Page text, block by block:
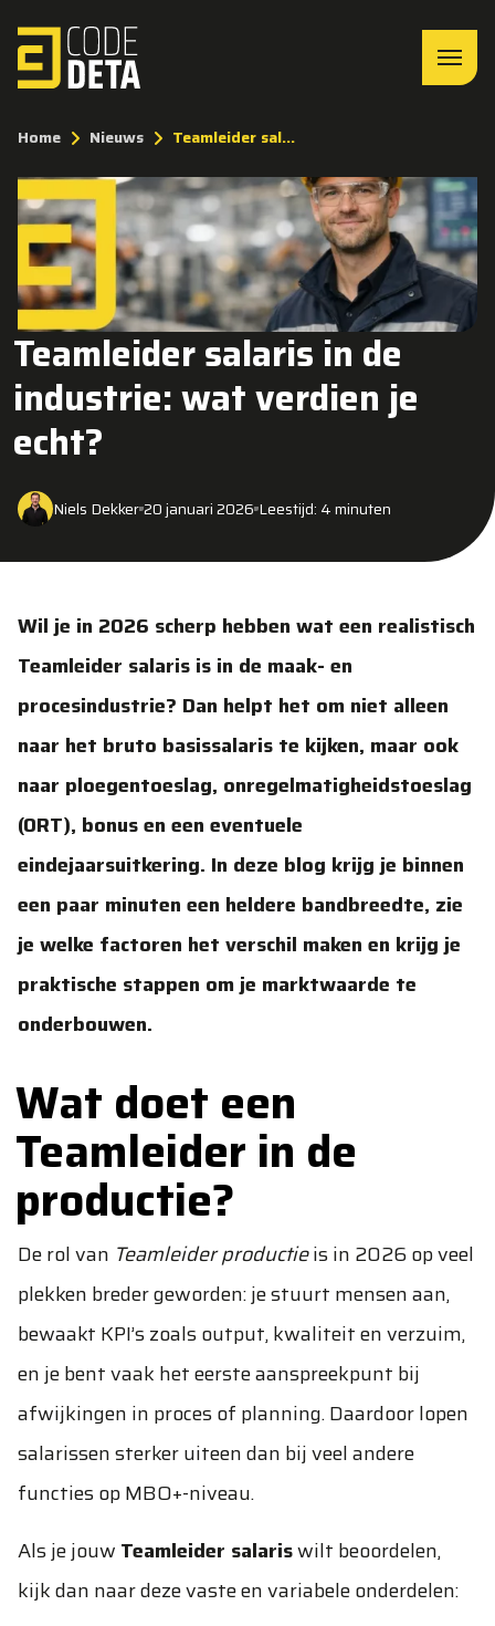
Home Nieuws Teamleider sal...
Teamleider salaris in de
industrie: wat verdien je
echt?
Niels Dekker20 januari 2026 Leestijd: 4 minuten
Wil je in 2026 scherp hebben wat een realistisch
Teamleider salaris is in de maak- en
procesindustrie? Dan helpt het om niet alleen
naar het bruto basissalaris te kijken, maar ook
naar ploegentoeslag, onregelmatigheidstoeslag
(ORT), bonus en een eventuele
eindejaarsuitkering. In deze blog krijg je binnen
een paar minuten een heldere bandbreedte, zie
je welke factoren het verschil maken en krijg je
praktische stappen om je marktwaarde te
onderbouwen.
Wat doet een
Teamleider in de
productie?
De rol van Teamleider productieis in 2026 op veel
plekken breder geworden: je stuurt mensen aan,
bewaakt KPI’s zoals output, kwaliteit en verzuim,
en je bent vaak het eerste aanspreekpunt bij
afwijkingen in proces of planning. Daardoor lopen
salarissen sterker uiteen dan bij veel andere
functies op MBO+-niveau.
Als je jouw Teamleider salariswilt beoordelen,
kijk dan naar deze vaste en variabele onderdelen: